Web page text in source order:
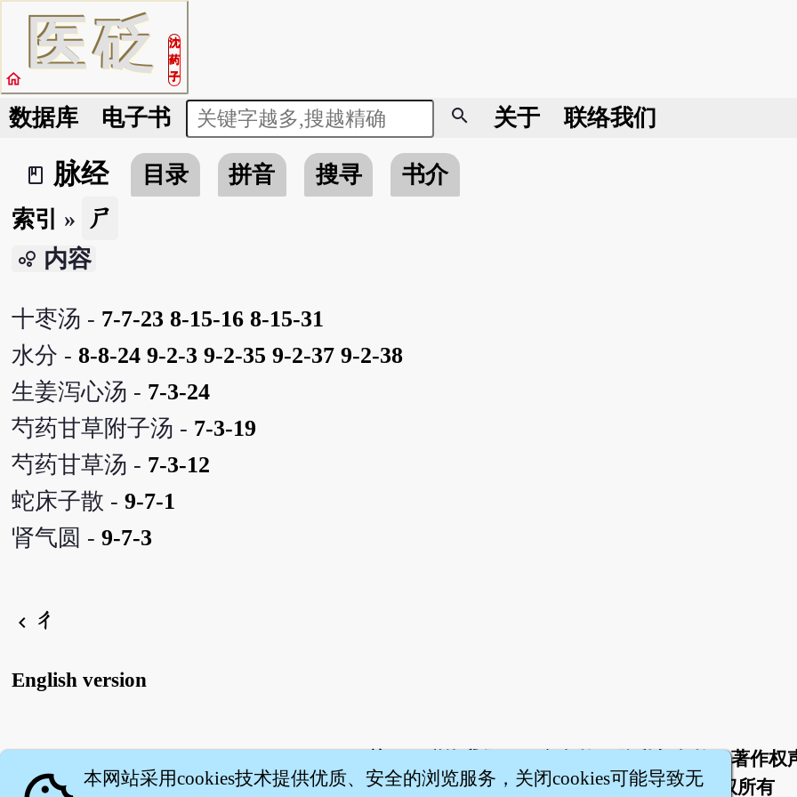
医砭
沈
药
子
home
数据库 电子书 search 关于 联络我们
book_2
脉经 目录 拼音 搜寻
书介
索引
» ㄕ
bubble_chart 内容
十枣汤 - 7-7-23 8-15-16 8-15-31
水分 - 8-8-24 9-2-3 9-2-35 9-2-37 9-2-38
生姜泻心汤 - 7-3-24
芍药甘草附子汤 - 7-3-19
芍药甘草汤 - 7-3-12
蛇床子散 - 9-7-1
肾气圆 - 9-7-3
chevron_left ㄔ
English version
著作权
智橐·医砭 ·沈药子©2008～2026著作权所有
本网站采用cookies技术提供优质、安全的浏览服务，关闭cookies可能导致无